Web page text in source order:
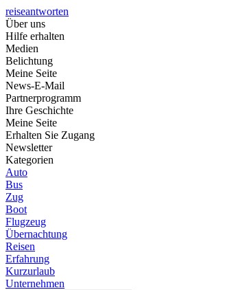
reiseantworten
Über uns
Hilfe erhalten
Medien
Belichtung
Meine Seite
News-E-Mail
Partnerprogramm
Ihre Geschichte
Meine Seite
Erhalten Sie Zugang
Newsletter
Kategorien
Auto
Bus
Zug
Boot
Flugzeug
Übernachtung
Reisen
Erfahrung
Kurzurlaub
Unternehmen